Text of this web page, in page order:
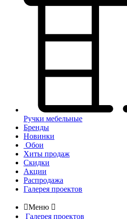
Ручки мебельные
Бренды
Новинки
Обои
Хиты продаж
Скидки
Акции
Распродажа
Галерея проектов
Меню 
Галерея проектов